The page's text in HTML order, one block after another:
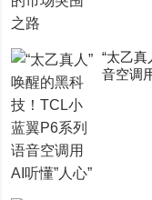
“太乙
音空调